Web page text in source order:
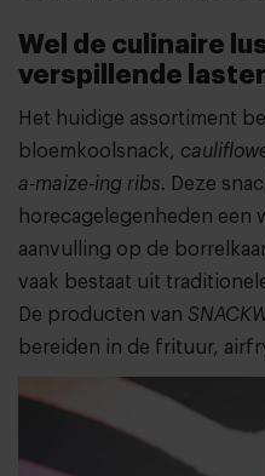
Wel de culinaire
verspillende
Het huidige assortiment
bloemkoolsnack,
a-maize-ing ribs. Deze
horecagelegenheden een
aanvulling op de
vaak bestaat uit
De producten van
bereiden in de frituur,